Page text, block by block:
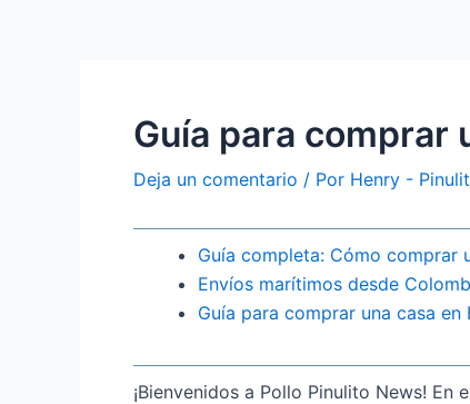
Guía para comprar
Deja un comentario / Por Henry -
Guía completa: Cómo comprar
Envíos marítimos desde
Guía para comprar una casa
¡Bienvenidos a Pollo Pinulito News!